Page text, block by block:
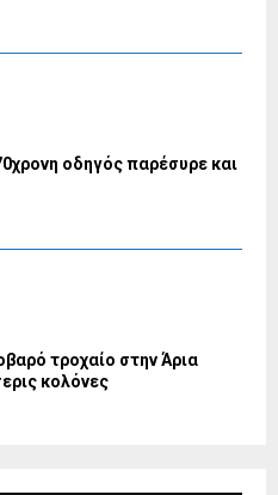
οδηγός παρέσυρε και
τροχαίο στην Άρια
κολόνες